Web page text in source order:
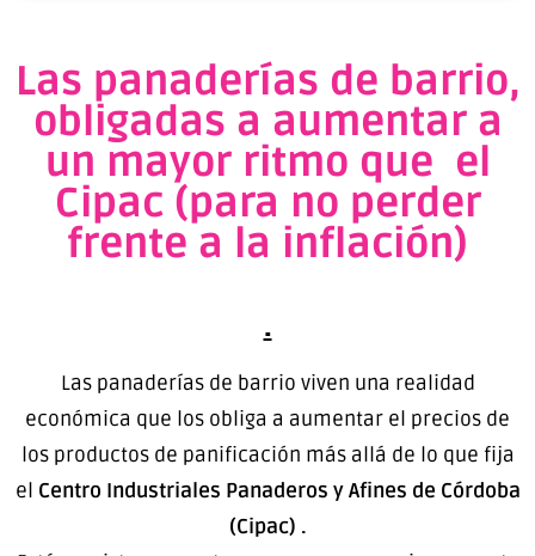
Las panaderías de barrio,
obligadas a aumentar a
un mayor ritmo que el
Cipac (para no perder
frente a la inflación)
.
Las panaderías de barrio viven una realidad
económica que los obliga a aumentar el precios de
los productos de panificación más allá de lo que fija
el Centro Industriales Panaderos y Afines de Córdoba
(Cipac) .